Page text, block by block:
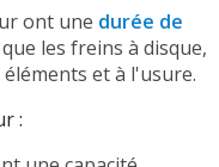
ont une durée de
les freins à disque,
et à l'usure.
: